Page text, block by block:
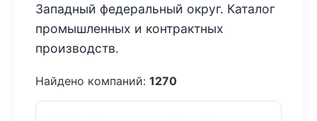
Западный федеральный округ. Каталог
промышленных и контрактных
производств.
Найдено компаний: 1270